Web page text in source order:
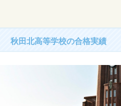
秋田北高等学校の合格実績